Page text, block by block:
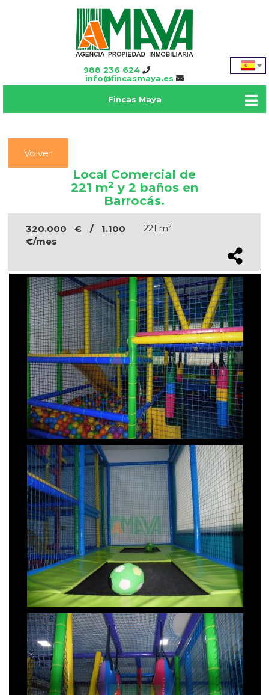
988 236 624
info@fincasmaya.es
Fincas Maya
Volver
Local Comercial de
221 m2 y 2 baños en
Barrocás.
320.000 € / 1.100
€/mes
221 m2